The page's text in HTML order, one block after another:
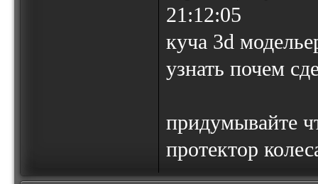
21:12:05
куча 3d
узнать почем
придумывайте
протектор